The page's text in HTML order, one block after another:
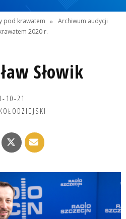
pod krawatem » Archiwum audycji
2020 r.
Słowik
10-21